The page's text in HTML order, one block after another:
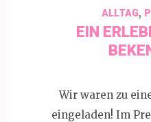
ALLTAG,
EIN
Wir waren zu
eingeladen! Im